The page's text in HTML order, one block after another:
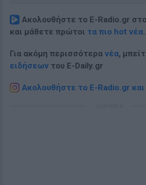
Ακολουθήστε το E-Radio.gr στο
και μάθετε πρώτοι τα πιο hot νέα.
Για ακόμη περισσότερα νέα,
ειδήσεων του E-Daily.gr
Ακολουθήστε το E-Radio.gr